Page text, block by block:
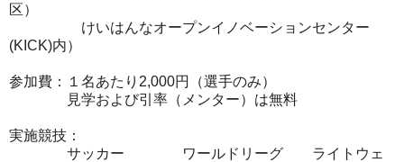
区）
けいはんなオープンイノベーションセンター
(KICK)内）
参加費：１名あたり2,000円（選手のみ）
見学および引率（メンター）は無料
実施競技：
サッカー ワールドリーグ ライトウェ